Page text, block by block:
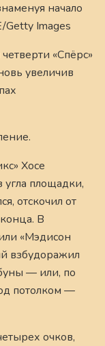
начало
Getty Images
«Спёрс»
увеличив
Хосе
площадки,
отскочил от
В
«Мэдисон
взбудоражил
— или, по
потолком —
очков,